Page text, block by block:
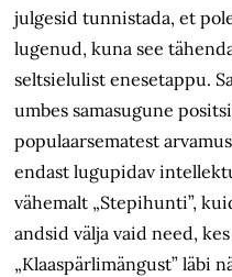
julgesid tunnistada, et
lugenud, kuna see
seltsielulist enesetappu.
umbes samasugune
populaarsematest
endast lugupidav
vähemalt „Stepihunti”,
andsid välja vaid need,
„Klaaspärlimängust” läbi